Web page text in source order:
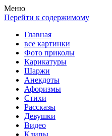
Весела хата — прикольные
клипы!
Покажем всем ваши фото
рассказы, видео и песни!
Меню
Перейти к содержимому
Главная
все картинки
Фото приколы
Карикатуры
Шаржи
Анекдоты
Афоризмы
Стихи
Рассказы
Девушки
Видео
Клипы